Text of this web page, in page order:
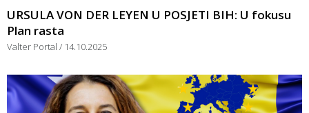
URSULA VON DER LEYEN U POSJETI BIH: U fokusu
Plan rasta
Valter Portal 14.10.2025